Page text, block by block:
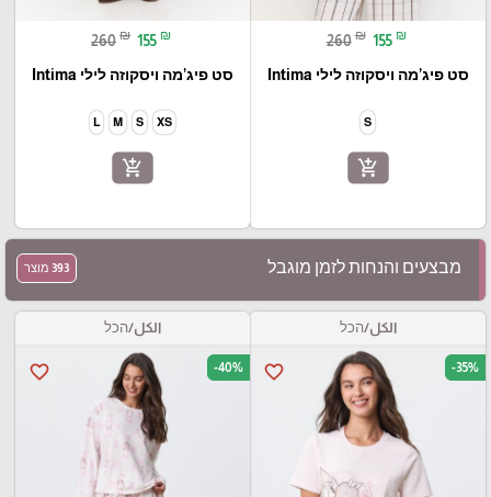
260 ₪ 155 ₪
סט פיג’מה ויסקוזה לילי Intima
S
add_shopping_cart
260 ₪ 155 ₪
סט פיג’מה ויסקוזה לילי Intima
XS
S
M
L
add_shopping_cart
מבצעים והנחות לזמן מוגבל 393 מוצר
الكل/הכל
favorite_border -35%
الكل/הכל
favorite_border -40%